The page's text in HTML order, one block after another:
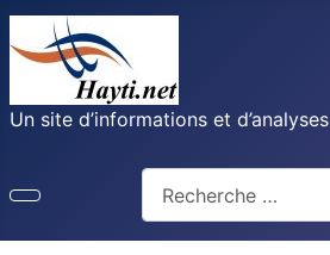
Un site d’informations et d’analyses